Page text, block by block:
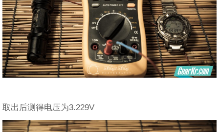
取出后测得电压为3.229V